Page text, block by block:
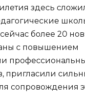
здесь
более 20
с повышением
пригласили
сопровождения